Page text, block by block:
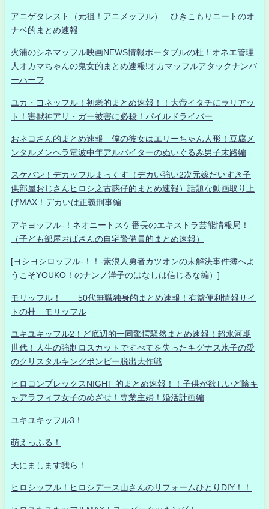
アニゲタレスト（元祖！アニメッフル） ひきこもりニートのオ
ナベ的まとめ速報
火浦のシネマッフル映画NEWS情報ポータブルの杜！オネエ管理
人オカマちゃんの鬼女的まとめ速報!オカマッフルアタックナンバ
ーハーフ
ユカ・ヨネッフル！初老的まとめ速報！！大帝イタチにラリアッ
ト！害獣神アリ・ガー被害に必殺！パイルドライバー
おネコさん的まとめ速報 僕の彼女はエリーちゃん人形！豆腐メ
ンタルメンヘラ電波中年アルバイターのぬいぐるみ男子末路編
スケバン！デカッフルまっくす（デカい強い2次元嫁だいすき子
供部屋おじさんヒロシ之古惑仔的まとめ速報）話題な動画取り上
げMAX！デカいは正義刑事編
アキヨッフル-！ネオニートスケ番長のエキストラ芸能情報局！
（子ども部屋おばさんの自宅警備員的まとめ速報）
[ヨシヨシロッフル-！！-素浪人勇者カツオンの未解決事件簿へよ
うこそYOUKO！のナンノ洋子のはなしは信じるな編）]
モリッフル！ 50代無職独身的まとめ速報！有益便利情報サイ
トの杜 モリッフル
ユキユキッフル2！ど底辺的一同驚愕騒然まとめ速報！超氷河期
世代！人生の強制ロスカットですべてを失ったキグナス氷子の愛
のクリスタルキングボンビー脱出大作戦
ヒロコンプレックスNIGHT 的まとめ速報！！子供が欲しいど陰キ
ャアラフィフ女子のめざせ！専業主婦！婚活計画編
ユキユキッフル3！
萌えっふる！
天にまします我ら！
ヒロシッフル！ヒロシデース山さんのリフォームひとりDIY！！